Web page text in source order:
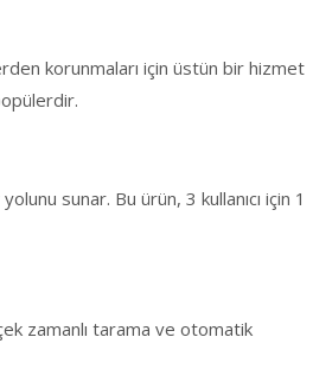
korunmaları için üstün bir hizmet
sunar. Bu ürün, 3 kullanıcı için 1
zamanlı tarama ve otomatik